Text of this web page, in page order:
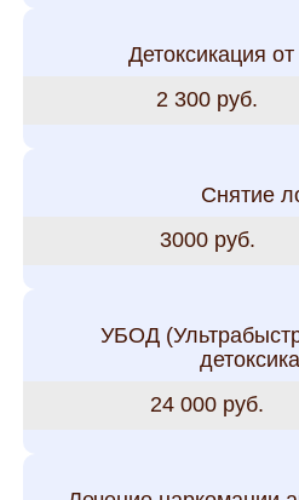
Детоксикация
2 300 руб.
Снятие
3000 руб.
УБОД
24 000 руб.